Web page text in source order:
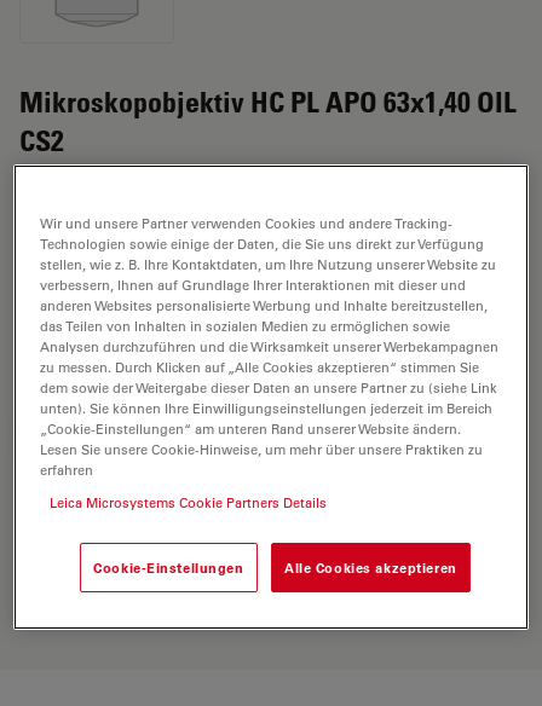
Mikroskopobjektiv HC PL APO 63x1,40 OIL
CS2
Das Objektiv HC PL APO 63x1,40 OIL CS2 hat eine
Vergrößerung von 63X und eine numerische Apertur
von 1,4. Für den Immersionseinsatz in Öl, mit einem
M25 Objektivgewinde mit 0,14 mm freiem
Arbeitsabstand und Sichtfeld FN 22.
ANGEBOT ANFORDERN
Erkunden Sie unserenObjective
Finder
, vergleichen Sie Alternativen
und finden Sie die beste Lösung für
Wir und unsere Partner verwenden Cookies und andere Tracking-
Technologien sowie einige der Daten, die Sie uns direkt zur Verfügung
stellen, wie z. B. Ihre Kontaktdaten, um Ihre Nutzung unserer Website zu
verbessern, Ihnen auf Grundlage Ihrer Interaktionen mit dieser und
anderen Websites personalisierte Werbung und Inhalte bereitzustellen,
das Teilen von Inhalten in sozialen Medien zu ermöglichen sowie
Analysen durchzuführen und die Wirksamkeit unserer Werbekampagnen
zu messen. Durch Klicken auf „Alle Cookies akzeptieren“ stimmen Sie
dem sowie der Weitergabe dieser Daten an unsere Partner zu (siehe Link
unten). Sie können Ihre Einwilligungseinstellungen jederzeit im Bereich
„Cookie-Einstellungen“ am unteren Rand unserer Website ändern.
Lesen Sie unsere Cookie-Hinweise, um mehr über unsere Praktiken zu
erfahren
Leica Microsystems Cookie Partners Details
Cookie-Einstellungen Alle Cookies akzeptieren